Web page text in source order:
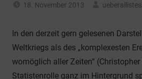
18. November 2013
In den derzeit gern gelesenen
Weltkriegs als des „komplexesten
womöglich aller Zeiten“ (Christopher
Statistenrolle ganz im Hintergrund